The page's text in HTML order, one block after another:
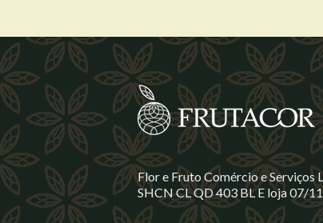
Flor e Fruto Comércio e Serviços
SHCN CL QD 403 BL E loja 07/